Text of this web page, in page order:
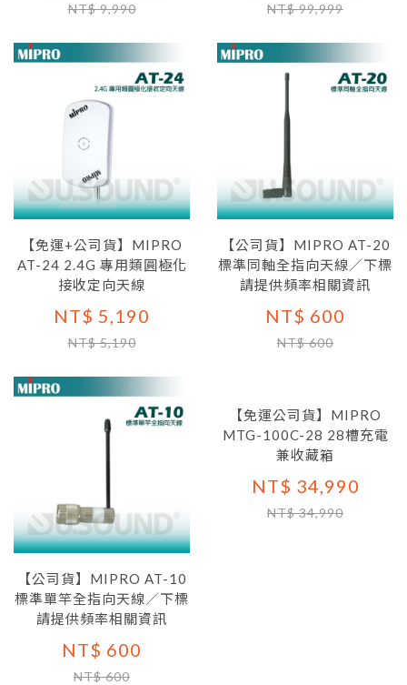
NT$ 9,990 NT$ 99,999
【免運+公司貨】MIPRO
AT-24 2.4G 專用類圓極化
接收定向天線
NT$ 5,190
NT$ 5,190
【公司貨】MIPRO AT-20
標準同軸全指向天線／下標
請提供頻率相關資訊
NT$ 600
NT$ 600
【公司貨】MIPRO AT-10
標準單竿全指向天線／下標
請提供頻率相關資訊
NT$ 600
NT$ 600
【免運公司貨】MIPRO
MTG-100C-28 28槽充電
兼收藏箱
NT$ 34,990
NT$ 34,990